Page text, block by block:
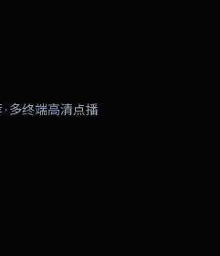
多终端高清点播